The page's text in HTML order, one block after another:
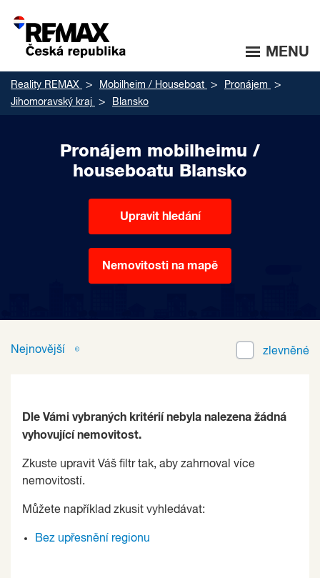
MENU
Reality REMAX Mobilheim / Houseboat
Pronájem
Jihomoravský kraj
Blansko
Pronájem mobilheimu /
houseboatu Blansko
Upravit hledání
Nemovitosti na mapě
Nejnovější zlevněné
Dle Vámi vybraných kritérií nebyla nalezena žádná
vyhovující nemovitost.
Zkuste upravit Váš filtr tak, aby zahrnoval více
nemovitostí.
Můžete například zkusit vyhledávat:
Bez upřesnění regionu